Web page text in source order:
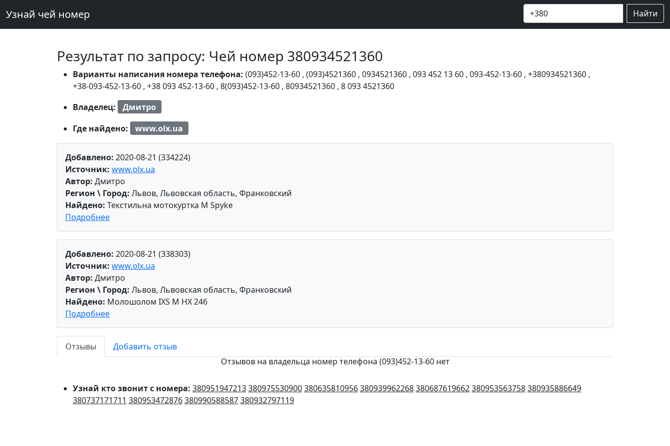
Узнай чей номер Найти
Результат по запросу: Чей номер 380934521360
Варианты написания номера телефона: (093)452-13-60 , (093)4521360 , 0934521360 , 093 452 13 60 , 093-452-13-60 , +380934521360 ,
+38-093-452-13-60 , +38 093 452-13-60 , 8(093)452-13-60 , 80934521360 , 8 093 4521360
Владелец:
Дмитро
Где найдено:
www.olx.ua
Добавлено: 2020-08-21 (334224)
Источник: www.olx.ua
Автор: Дмитро
Регион \ Город: Львов, Львовская область, Франковский
Найдено: Текстильна мотокуртка M Spyke
Подробнее
Добавлено: 2020-08-21 (338303)
Источник: www.olx.ua
Автор: Дмитро
Регион \ Город: Львов, Львовская область, Франковский
Найдено: Молошолом IXS M HX 246
Подробнее
Отзывы
Добавить отзыв
Отзывов на владельца номер телефона (093)452-13-60 нет
Узнай кто звонит с номера: 380951947213380975530900380635810956380939962268380687619662380953563758380935886649
380737171711 380953472876380990588587380932797119